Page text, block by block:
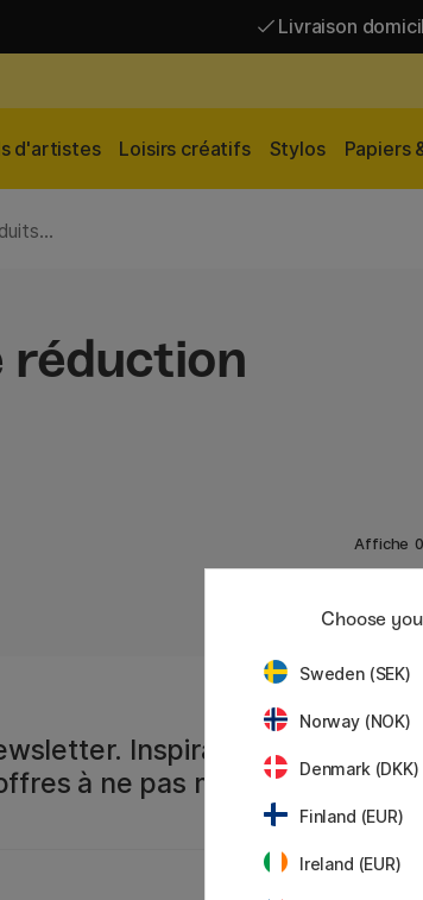
Livraison
d'artistes Loisirs créatifs Stylos Papiers
réduction
Affiche 0
Inspiration
à ne pas manquer !
Choose
Sweden (SEK)
Norway (NOK)
Denmark (DKK)
Finland (EUR)
Ireland (EUR)